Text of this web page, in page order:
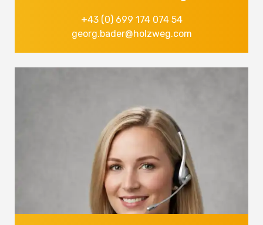
+43 (0) 699 174 074 54
georg.bader@holzweg.com